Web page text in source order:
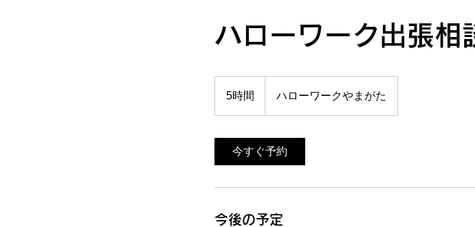
ハローワーク出張相
5時間 ハローワークやまがた
今すぐ予約
今後の予定